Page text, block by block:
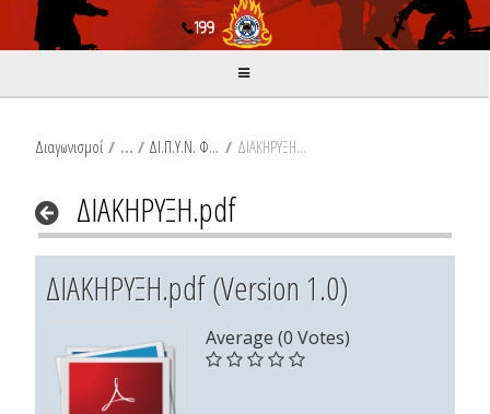
Διαγωνισμοί / ΔΙ.Π.Υ.Ν. ΦΘΙΩΤΙΔΑΣ ΚΑΙ Π.Υ. ΛΑΜΙΑΣ / ΔΙΑΚΗΡΥΞΗ.pdf
ΔΙΑΚΗΡΥΞΗ.pdf
ΔΙΑΚΗΡΥΞΗ.pdf (Version 1.0)
Average (0 Votes)